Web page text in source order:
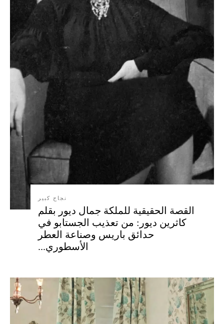
نجاح كبير
القصة الحقيقية للملكة جمال ديور بقلم
كاثرين ديور: من تعذيب الجستابو في
حدائق باريس وصناعة العطر
الأسطوري...